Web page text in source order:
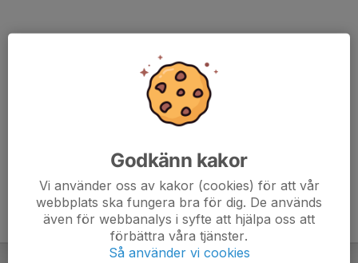
Godkänn kakor
Vi använder oss av kakor (cookies) för att vår
webbplats ska fungera bra för dig. De används
även för webbanalys i syfte att hjälpa oss att
förbättra våra tjänster.
Så använder vi cookies